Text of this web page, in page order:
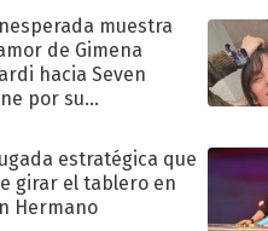
muestra
de Gimena
hacia Seven
por su
estratégica que
girar el tablero en
Hermano